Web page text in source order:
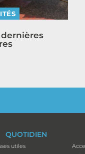
dernières
QUOTIDIEN
utiles